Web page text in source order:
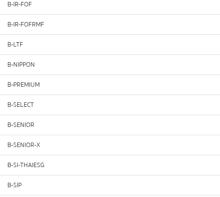
B-IR-FOF
B-IR-FOFRMF
B-LTF
B-NIPPON
B-PREMIUM
B-SELECT
B-SENIOR
B-SENIOR-X
B-SI-THAIESG
B-SIP